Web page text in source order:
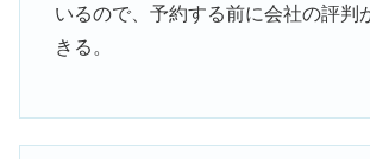
いるので、予約する前に会社の評判
きる。